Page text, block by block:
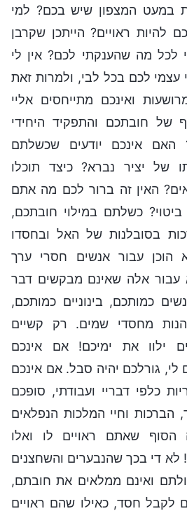
במעט המצפון שיש בכם? למי
להיות ראויים? הייתכן שקרבן
לכל מה שהענקתי לכם? אין לי
לכם בכל לבי, ולמרות זאת
ואינכם מתייחסים אליי
של חובתכם והתפקיד היחידי
האם אינכם יודעים שכשלתם
של יציר נברא? כיצד תוכלו
האין זה ברור לכם מה אתם
ביטוי? כשלתם במילוי חובתכם,
בסובלנות של האל ובחסדו
הוכן עבור אנשים חסרי ערך
עבור אלה שאינם מבקשים דבר
כמותכם, בינוניים כמותכם,
מחסדי שמים. רק קשיים
ילוו את ימיכם! אם אינכם
לי, גורלכם יהיה סבל. אם אינכם
כלפי דבריי ועבודתי, סופכם
הברכות וחיי המלכות הנפלאים
הסוף שאתם ראויים לו ואלו
די בכך שהנבערים והשחצנים
ואינם ממלאים את חובתם,
לקבל חסד, כאילו שהם ראויים